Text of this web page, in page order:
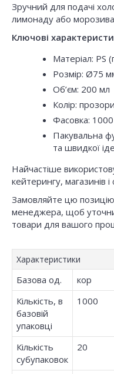
Зручний для подачі
лимонаду або
Ключові
Матеріал: PS
Розмір: Ø75
Об’єм: 200 мл
Колір:
Фасовка:
Пакувальна
та швидкої
Найчастіше
кейтерингу, магазинів
Замовляйте цю
менеджера, щоб
товари для вашого
Характеристики
Базова од.
кор
Кількість, в
базовій
упаковці
1000
Кількість
субупаковок
20